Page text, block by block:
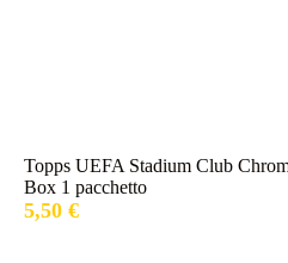
Topps UEFA Stadium Club
Box 1 pacchetto
5,50 €